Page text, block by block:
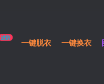
进阶 一键脱衣 一键换衣